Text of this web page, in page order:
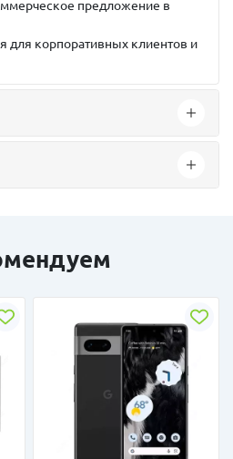
предложение в
для корпоративных клиентов и